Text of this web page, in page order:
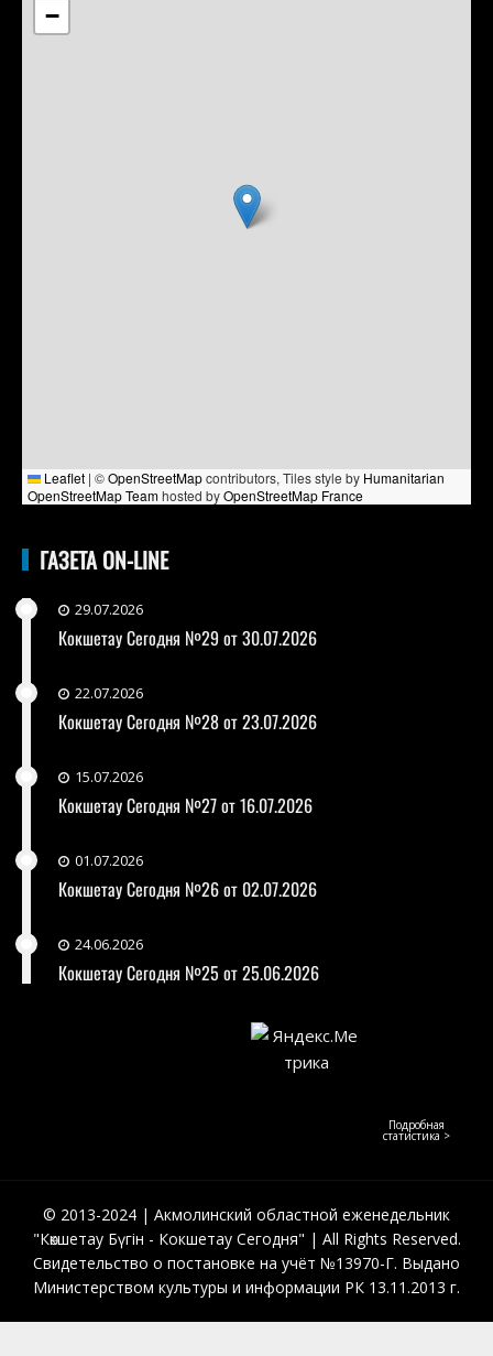
−
Leaflet | ©OpenStreetMapcontributors, Tiles style by Humanitarian
OpenStreetMap Teamhosted byOpenStreetMap France
ГАЗЕТА ON-LINE
29.07.2026
Кокшетау Сегодня №29 от 30.07.2026
22.07.2026
Кокшетау Сегодня №28 от 23.07.2026
15.07.2026
Кокшетау Сегодня №27 от 16.07.2026
01.07.2026
Кокшетау Сегодня №26 от 02.07.2026
24.06.2026
Кокшетау Сегодня №25 от 25.06.2026
Подробная
статистика >
© 2013-2024 | Акмолинский областной еженедельник
"Көкшетау Бүгін - Кокшетау Сегодня" | All Rights Reserved.
Свидетельство о постановке на учёт №13970-Г. Выдано
Министерством культуры и информации РК 13.11.2013 г.